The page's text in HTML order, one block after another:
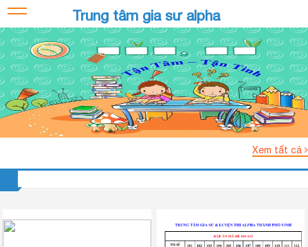
Trung tâm gia sư alpha
Xem tất cả